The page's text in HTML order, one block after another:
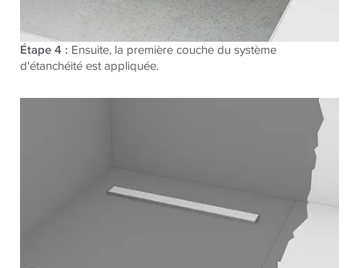
Étape 4 : Ensuite, la première couche du système
d'étanchéité est appliquée.